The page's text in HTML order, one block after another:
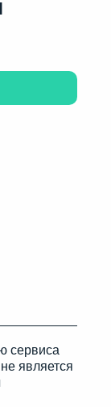
сервиса
является